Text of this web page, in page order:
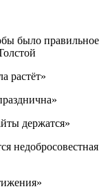
было правильное
растёт»
держатся»
недобросовестная